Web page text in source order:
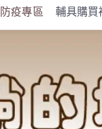
防疫專區 輔具購買